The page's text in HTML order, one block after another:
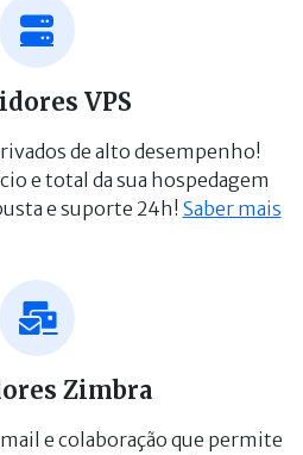
VPS
de alto desempenho!
e total da sua hospedagem
e suporte 24h! Saber mais
Zimbra
e colaboração que permite